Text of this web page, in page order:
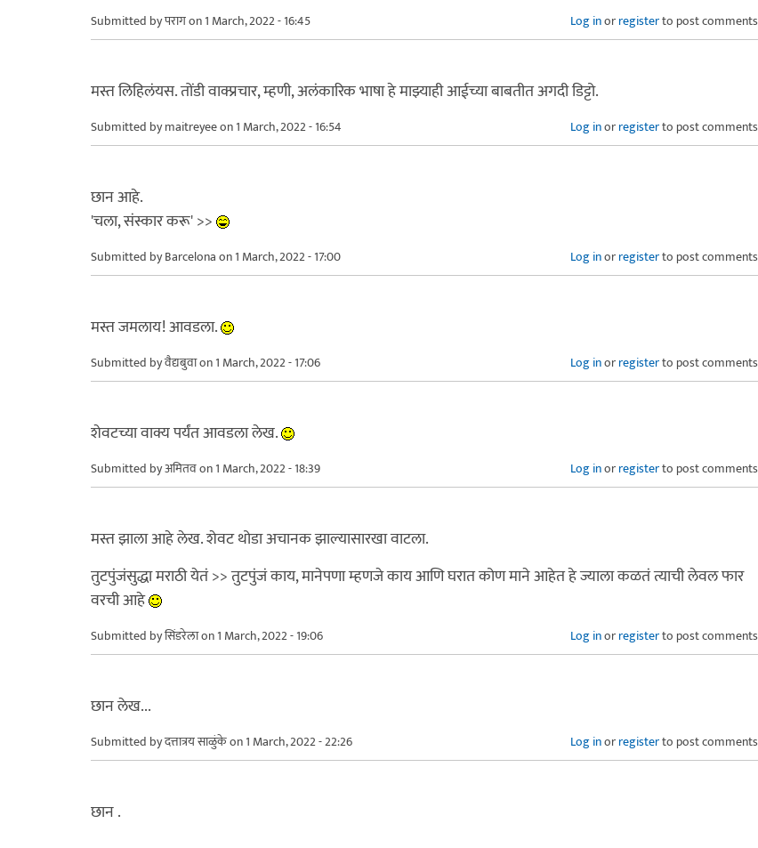
Submitted byपरागon 1 March, 2022 - 16:45 Log inorregisterto post comments
मस्त लिहिलंयस. तोंडी वाक्प्रचार, म्हणी, अलंकारिक भाषा हे माझ्याही आईच्या बाबतीत अगदी डिट्टो.
Submitted bymaitreyeeon 1 March, 2022 - 16:54 Log inorregisterto post comments
छान आहे.
'चला, संस्कार करू' >>
Submitted byBarcelonaon 1 March, 2022 - 17:00 Log inorregisterto post comments
मस्त जमलाय! आवडला.
Submitted byवैद्यबुवाon 1 March, 2022 - 17:06 Log inorregisterto post comments
शेवटच्या वाक्य पर्यंत आवडला लेख.
Submitted byअमितवon 1 March, 2022 - 18:39 Log inorregisterto post comments
मस्त झाला आहे लेख. शेवट थोडा अचानक झाल्यासारखा वाटला.
तुटपुंजंसुद्धा मराठी येतं >> तुटपुंजं काय, मानेपणा म्हणजे काय आणि घरात कोण माने आहेत हे ज्याला कळतं त्याची लेवल फार
वरची आहे
Submitted byसिंडरेलाon 1 March, 2022 - 19:06 Log inorregisterto post comments
छान लेख...
Submitted byदत्तात्रय साळुंकेon 1 March, 2022 - 22:26 Log inorregisterto post comments
छान .